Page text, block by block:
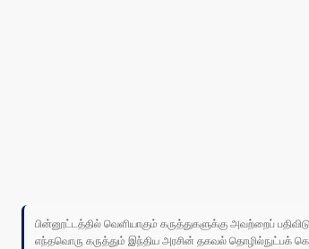
பின்னூட்டத்தில் வெளியாகும் கருத்துகளுக்கு அவற்றைப்
எந்தவொரு கருத்தும் இந்திய அரசின் தகவல் தொழில்நுட்பக்